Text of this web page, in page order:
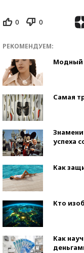
0 0
РЕКОМЕНДУЕМ:
Модный
Самая
успеха
Как
Кто
Как